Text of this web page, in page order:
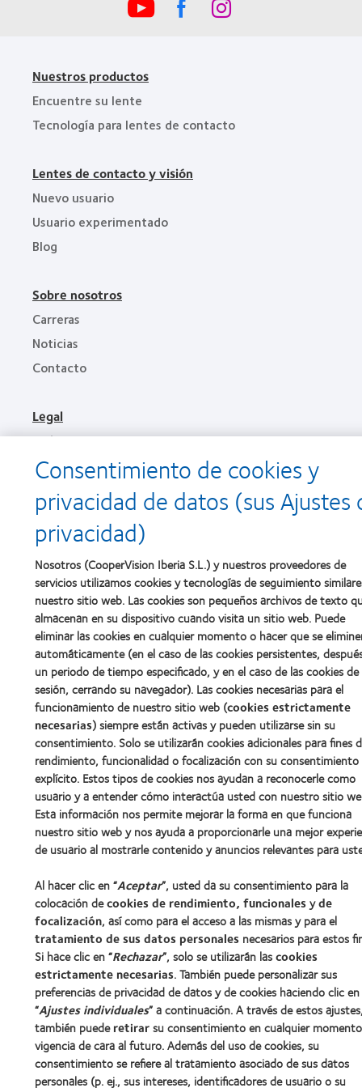
Nuestros productos
Encuentre su lente
Tecnología para lentes de contacto
Lentes de contacto y visión
Nuevo usuario
Usuario experimentado
Blog
Sobre nosotros
Carreras
Noticias
Contacto
Legal
Política de privacidad
Aviso Legal
Aviso de cookies
Condiciones del servicio
Public Country by Country Reporting
Buscar un centro
Gestionar preferencias de cookies
© 2026 CooperVision |Parte deCooperCompanies
Consentimiento de cookies y
privacidad de datos (sus Ajustes
privacidad)
Nosotros (CooperVision Iberia S.L.) y nuestros proveedores de
servicios utilizamos cookies y tecnologías de seguimiento
nuestro sitio web. Las cookies son pequeños archivos de texto
almacenan en su dispositivo cuando visita un sitio web. Puede
eliminar las cookies en cualquier momento o hacer que se
automáticamente (en el caso de las cookies persistentes,
un periodo de tiempo especificado, y en el caso de las cookies de
sesión, cerrando su navegador). Las cookies necesarias para el
funcionamiento de nuestro sitio web (cookies estrictamente
necesarias) siempre están activas y pueden utilizarse sin su
consentimiento. Solo se utilizarán cookies adicionales para fines
rendimiento, funcionalidad o focalización con su consentimiento
explícito. Estos tipos de cookies nos ayudan a reconocerle como
usuario y a entender cómo interactúa usted con nuestro sitio
Esta información nos permite mejorar la forma en que funciona
nuestro sitio web y nos ayuda a proporcionarle una mejor
de usuario al mostrarle contenido y anuncios relevantes para
Al hacer clic en “Aceptar”, usted da su consentimiento para la
colocación decookies de rendimiento, funcionalesyde
focalización, así como para el acceso a las mismas y para el
tratamiento de sus datos personales necesarios para estos
Si hace clic en “Rechazar”, solo se utilizarán lascookies
estrictamente necesarias. También puede personalizar sus
preferencias de privacidad de datos y de cookies haciendo clic en
“Ajustes individuales” a continuación. A través de estos
también puederetirarsu consentimiento en cualquier
vigencia de cara al futuro. Además del uso de cookies, su
consentimiento se refiere al tratamiento asociado de sus datos
personales (p. ej., sus intereses, identificadores de usuario o su